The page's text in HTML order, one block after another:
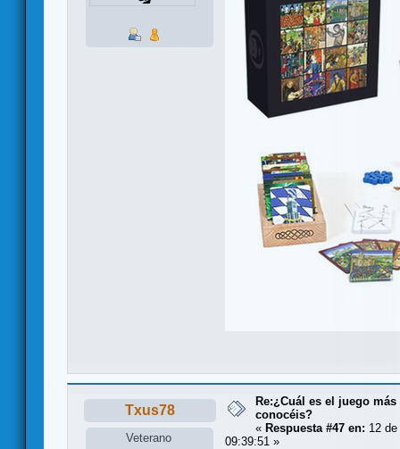
Txus78
Veterano
Re:¿Cuál es el juego
conocéis?
« Respuesta #47 en: 12
09:39:51 »